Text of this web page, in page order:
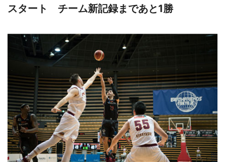
スタート チーム新記録まであと1勝